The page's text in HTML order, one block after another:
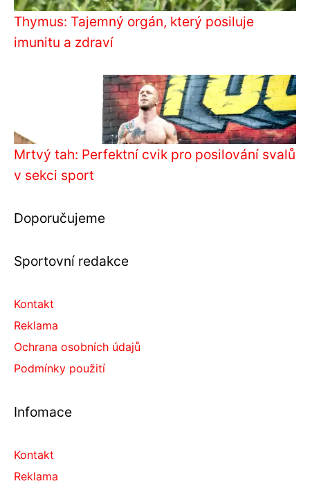
Thymus: Tajemný orgán, který posiluje
imunitu a zdraví
Mrtvý tah: Perfektní cvik pro posilování svalů
v sekci sport
Doporučujeme
Sportovní redakce
Kontakt
Reklama
Ochrana osobních údajů
Podmínky použití
Infomace
Kontakt
Reklama